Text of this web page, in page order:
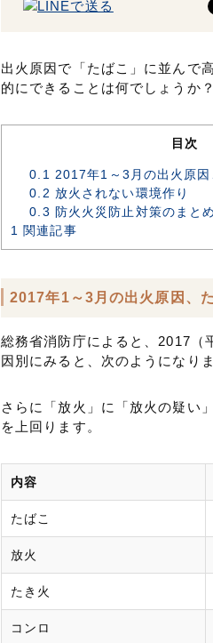
出火原因で「たばこ」に並んで
的にできることは何でしょうか？
目次
0.1 2017年1～3月の出火原
0.2 放火されない環境作り
0.3 防火火災防止対策のまとめ
1 関連記事
2017年1～3月の出火原因、
総務省消防庁によると、2017（
因別にみると、次のようになりま
さらに「放火」に「放火の疑い
を上回ります。
内容
たばこ
放火
たき火
コンロ